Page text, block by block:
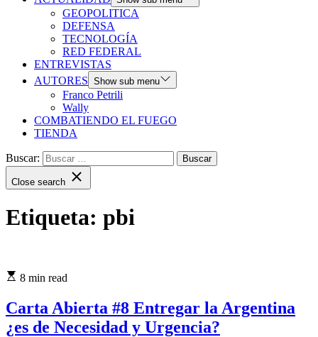
GEOPOLITICA
DEFENSA
TECNOLOGÍA
RED FEDERAL
ENTREVISTAS
AUTORES Show sub menu
Franco Petrili
Wally
COMBATIENDO EL FUEGO
TIENDA
Buscar:
Close search
Etiqueta: pbi
8 min read
Carta Abierta #8 Entregar la Argentina
¿es de Necesidad y Urgencia?